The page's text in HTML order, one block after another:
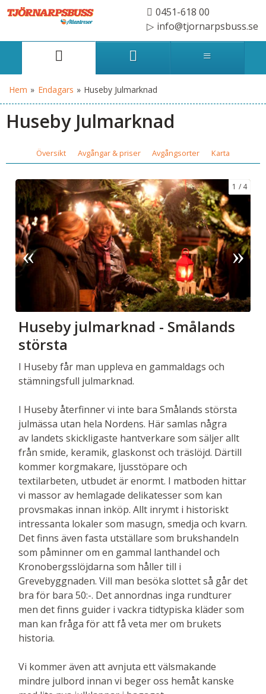
0451-618 00
info@tjornarpsbuss.se
Hem » Endagars » Huseby Julmarknad
Huseby Julmarknad
Översikt Avgångar & priser Avgångsorter Karta
1 4
Huseby julmarknad - Smålands
största
I Huseby får man uppleva en gammaldags och
stämningsfull julmarknad.
I Huseby återfinner vi inte bara Smålands största
julmässa utan hela Nordens. Här samlas några
av landets skickligaste hantverkare som säljer allt
från smide, keramik, glaskonst och träslöjd. Därtill
kommer korgmakare, ljusstöpare och
textilarbeten, utbudet är enormt. I matboden hittar
vi massor av hemlagade delikatesser som kan
provsmakas innan inköp. Allt inrymt i historiskt
intressanta lokaler som masugn, smedja och kvarn.
Det finns även fasta utställare som brukshandeln
som påminner om en gammal lanthandel och
Kronobergsslöjdarna som håller till i
Grevebyggnaden. Vill man besöka slottet så går det
bra för bara 50:-. Det annordnas inga rundturer
men det finns guider i vackra tidtypiska kläder som
man kan fråga för att få veta mer om brukets
historia.
Vi kommer även att avnjuta ett välsmakande
mindre julbord innan vi beger oss hemåt kanske